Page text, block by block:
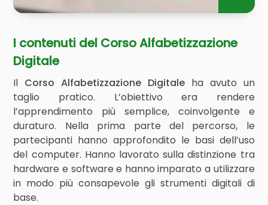
I contenuti del Corso Alfabetizzazione
Digitale
Il Corso Alfabetizzazione Digitale ha avuto un
taglio pratico. L’obiettivo era rendere
l’apprendimento più semplice, coinvolgente e
duraturo. Nella prima parte del percorso, le
partecipanti hanno approfondito le basi dell’uso
del computer. Hanno lavorato sulla distinzione tra
hardware e software e hanno imparato a utilizzare
in modo più consapevole gli strumenti digitali di
base.